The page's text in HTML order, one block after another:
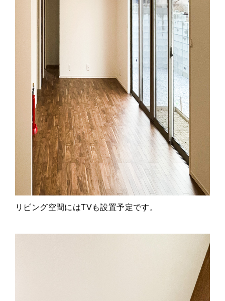
リビング空間にはTVも設置予定です。